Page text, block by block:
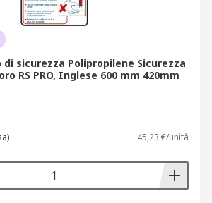
di sicurezza Polipropilene Sicurezza
RS PRO, Inglese 600 mm 420mm
45,23 €/unità